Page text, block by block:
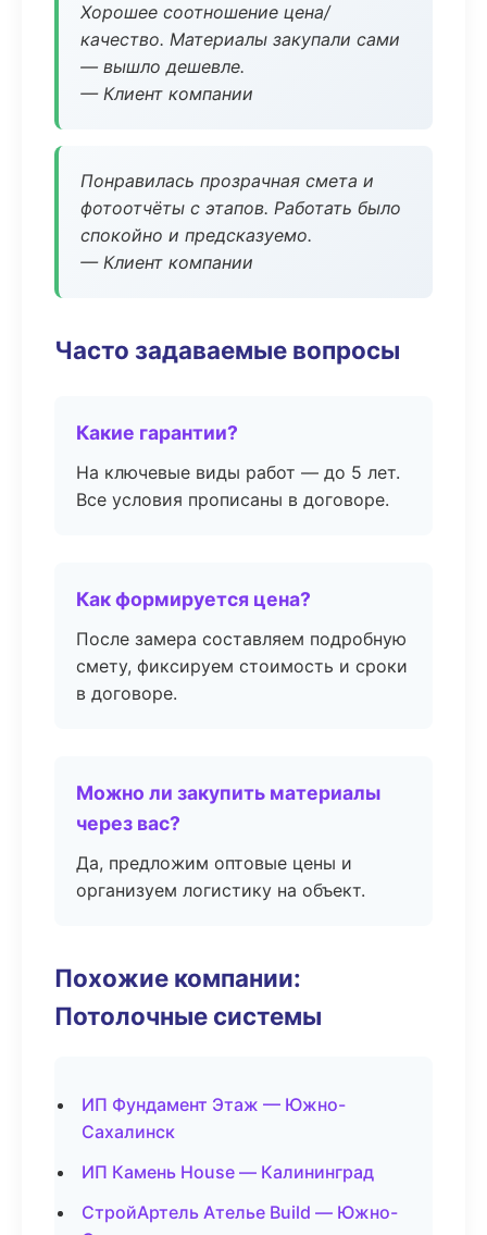
Хорошее соотношение цена/
качество. Материалы закупали сами
— вышло дешевле.
— Клиент компании
Понравилась прозрачная смета и
фотоотчёты с этапов. Работать было
спокойно и предсказуемо.
— Клиент компании
Часто задаваемые вопросы
Какие гарантии?
На ключевые виды работ — до 5 лет.
Все условия прописаны в договоре.
Как формируется цена?
После замера составляем подробную
смету, фиксируем стоимость и сроки
в договоре.
Можно ли закупить материалы
через вас?
Да, предложим оптовые цены и
организуем логистику на объект.
Похожие компании:
Потолочные системы
ИП Фундамент Этаж — Южно-
Сахалинск
ИП Камень House — Калининград
СтройАртель Ателье Build — Южно-